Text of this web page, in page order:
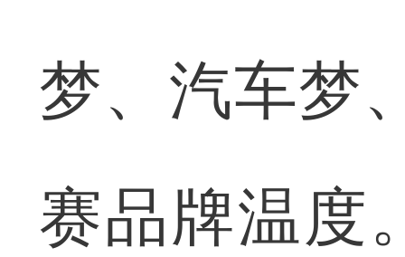
梦、汽车梦
赛品牌温度